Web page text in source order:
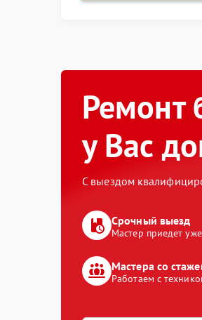
Ремонт
у Вас
С выездом
Срочный выезд
Мастер приедет
Мастера со
Работаем с